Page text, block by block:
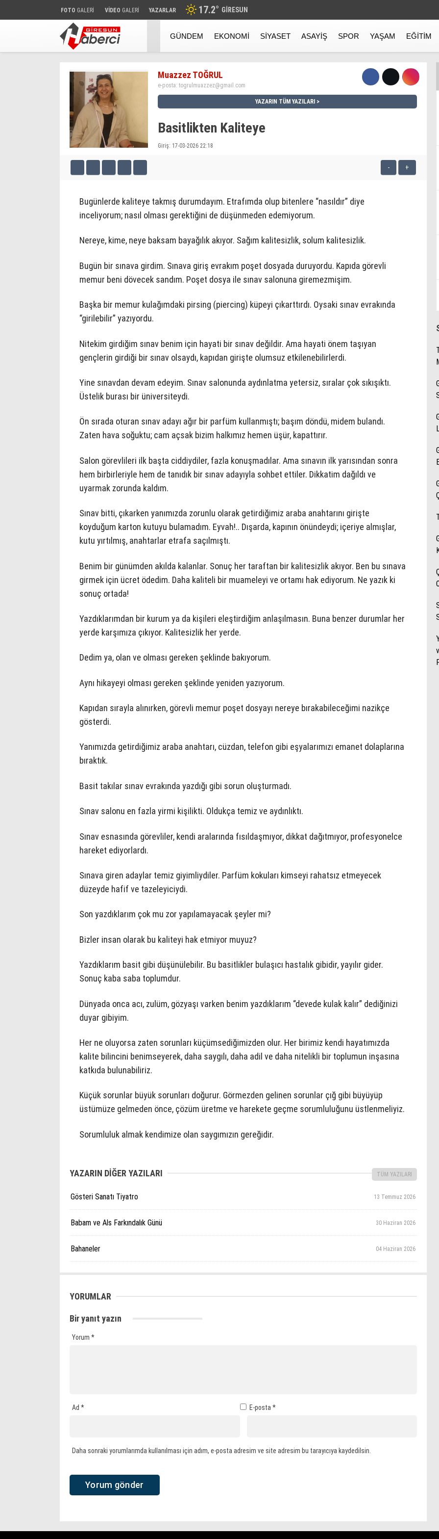
FOTO GALERİ VİDEO GALERİ YAZARLAR 17.2° GIRESUN
GÜNDEM EKONOMI SIYASET ASAYIŞ SPOR YAŞAM EĞITIM
Muazzez TOĞRUL
e-posta: togrulmuazzez@gmail.com
YAZARIN TÜM YAZILARI
Basitlikten Kaliteye
Giriş: 17-03-2026 22:18
- +
Bugünlerde kaliteye takmış durumdayım. Etrafımda olup bitenlere “nasıldır” diye
inceliyorum; nasıl olması gerektiğini de düşünmeden edemiyorum.
Nereye, kime, neye baksam bayağılık akıyor. Sağım kalitesizlik, solum kalitesizlik.
Bugün bir sınava girdim. Sınava giriş evrakım poşet dosyada duruyordu. Kapıda görevli
memur beni dövecek sandım. Poşet dosya ile sınav salonuna giremezmişim.
Başka bir memur kulağımdaki pirsing (piercing) küpeyi çıkarttırdı. Oysaki sınav evrakında
“girilebilir” yazıyordu.
Nitekim girdiğim sınav benim için hayati bir sınav değildir. Ama hayati önem taşıyan
gençlerin girdiği bir sınav olsaydı, kapıdan girişte olumsuz etkilenebilirlerdi.
Yine sınavdan devam edeyim. Sınav salonunda aydınlatma yetersiz, sıralar çok sıkışıktı.
Üstelik burası bir üniversiteydi.
Ön sırada oturan sınav adayı ağır bir parfüm kullanmıştı; başım döndü, midem bulandı.
Zaten hava soğuktu; cam açsak bizim halkımız hemen üşür, kapattırır.
Salon görevlileri ilk başta ciddiydiler, fazla konuşmadılar. Ama sınavın ilk yarısından sonra
hem birbirleriyle hem de tanıdık bir sınav adayıyla sohbet ettiler. Dikkatim dağıldı ve
uyarmak zorunda kaldım.
Sınav bitti, çıkarken yanımızda zorunlu olarak getirdiğimiz araba anahtarını girişte
koyduğum karton kutuyu bulamadım. Eyvah!.. Dışarda, kapının önündeydi; içeriye almışlar,
kutu yırtılmış, anahtarlar etrafa saçılmıştı.
Benim bir günümden akılda kalanlar. Sonuç her taraftan bir kalitesizlik akıyor. Ben bu sınava
girmek için ücret ödedim. Daha kaliteli bir muameleyi ve ortamı hak ediyorum. Ne yazık ki
sonuç ortada!
Yazdıklarımdan bir kurum ya da kişileri eleştirdiğim anlaşılmasın. Buna benzer durumlar her
yerde karşımıza çıkıyor. Kalitesizlik her yerde.
Dedim ya, olan ve olması gereken şeklinde bakıyorum.
Aynı hikayeyi olması gereken şeklinde yeniden yazıyorum.
Kapıdan sırayla alınırken, görevli memur poşet dosyayı nereye bırakabileceğimi nazikçe
gösterdi.
Yanımızda getirdiğimiz araba anahtarı, cüzdan, telefon gibi eşyalarımızı emanet dolaplarına
bıraktık.
Basit takılar sınav evrakında yazdığı gibi sorun oluşturmadı.
Sınav salonu en fazla yirmi kişilikti. Oldukça temiz ve aydınlıktı.
Sınav esnasında görevliler, kendi aralarında fısıldaşmıyor, dikkat dağıtmıyor, profesyonelce
hareket ediyorlardı.
Sınava giren adaylar temiz giyimliydiler. Parfüm kokuları kimseyi rahatsız etmeyecek
düzeyde hafif ve tazeleyiciydi.
Son yazdıklarım çok mu zor yapılamayacak şeyler mi?
Bizler insan olarak bu kaliteyi hak etmiyor muyuz?
Yazdıklarım basit gibi düşünülebilir. Bu basitlikler bulaşıcı hastalık gibidir, yayılır gider.
Sonuç kaba saba toplumdur.
Dünyada onca acı, zulüm, gözyaşı varken benim yazdıklarım “devede kulak kalır” dediğinizi
duyar gibiyim.
Her ne oluyorsa zaten sorunları küçümsediğimizden olur. Her birimiz kendi hayatımızda
kalite bilincini benimseyerek, daha saygılı, daha adil ve daha nitelikli bir toplumun inşasına
katkıda bulunabiliriz.
Küçük sorunlar büyük sorunları doğurur. Görmezden gelinen sorunlar çığ gibi büyüyüp
üstümüze gelmeden önce, çözüm üretme ve harekete geçme sorumluluğunu üstlenmeliyiz.
Sorumluluk almak kendimize olan saygımızın gereğidir.
YAZARIN DİĞER YAZILARI TÜM YAZILARI
Gösteri Sanatı Tiyatro 13 Temmuz 2026
Babam ve Als Farkındalık Günü 30 Haziran 2026
Bahaneler 04 Haziran 2026
YORUMLAR
Bir yanıt yazın
Yorum *
Ad * E-posta *
Daha sonraki yorumlarımda kullanılması için adım, e-posta adresim ve site adresim bu tarayıcıya kaydedilsin.